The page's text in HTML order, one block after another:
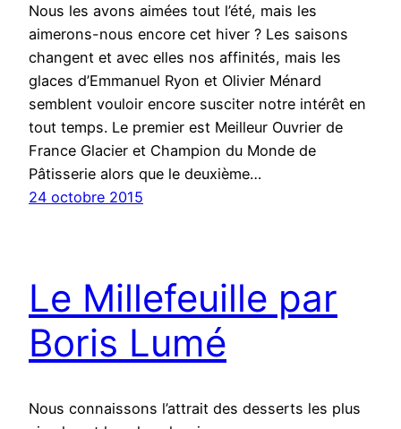
Nous les avons aimées tout l’été, mais les
aimerons-nous encore cet hiver ? Les saisons
changent et avec elles nos affinités, mais les
glaces d’Emmanuel Ryon et Olivier Ménard
semblent vouloir encore susciter notre intérêt en
tout temps. Le premier est Meilleur Ouvrier de
France Glacier et Champion du Monde de
Pâtisserie alors que le deuxième…
24 octobre 2015
Le Millefeuille par
Boris Lumé
Nous connaissons l’attrait des desserts les plus